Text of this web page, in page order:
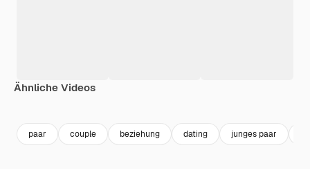
Ähnliche Videos
paar couple beziehung dating junges paar